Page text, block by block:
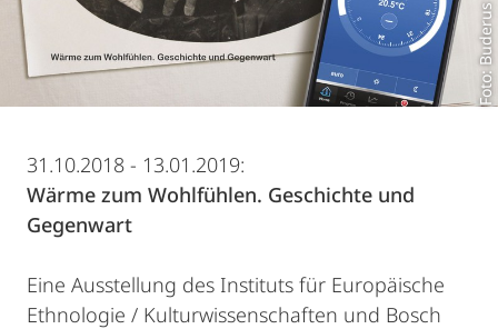
Foto: Buderus
31.10.2018 - 13.01.2019:
Wärme zum Wohlfühlen. Geschichte und
Gegenwart
Eine Ausstellung des Instituts für Europäische
Ethnologie / Kulturwissenschaften und Bosch